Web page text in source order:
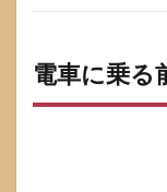
電車に乗る